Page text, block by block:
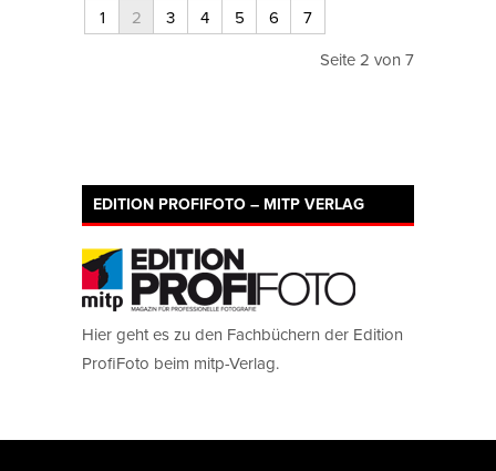
1 2 3 4 5 6
7
Seite 2 von 7
EDITION PROFIFOTO – MITP VERLAG
Hier geht es zu den Fachbüchern der Edition
ProfiFoto beim mitp-Verlag.